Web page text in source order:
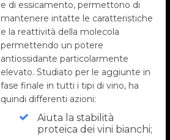
e di essicamento, permettono di
mantenere intatte le caratteristiche
e la reattività della molecola
permettendo un potere
antiossidante particolarmente
elevato. Studiato per le aggiunte in
fase finale in tutti i tipi di vino, ha
quindi differenti azioni:
Aiuta la stabilità
proteica dei vini bianchi;